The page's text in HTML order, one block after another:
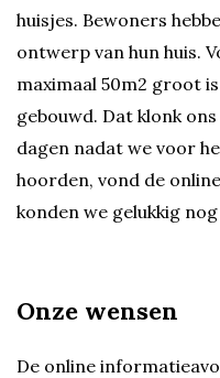
huisjes. Bewoners
ontwerp van hun huis.
maximaal 50m2 groot
gebouwd. Dat klonk
dagen nadat we voor
hoorden, vond de
konden we gelukkig
Onze wensen
De online